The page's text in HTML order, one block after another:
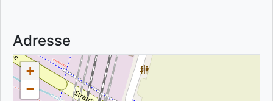
Adresse
+
−